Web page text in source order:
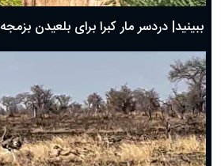
ببینید| دردسر مار کبرا برای بلعیدن بزمجه